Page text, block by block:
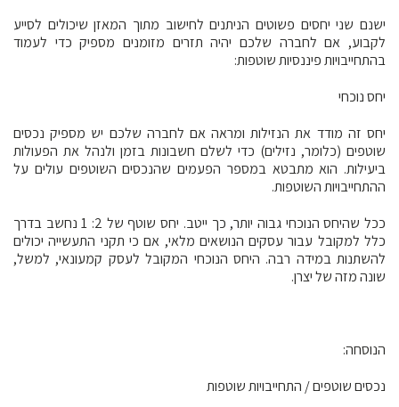
ישנם שני יחסים פשוטים הניתנים לחישוב מתוך המאזן שיכולים לסייע
לקבוע, אם לחברה שלכם יהיה תזרים מזומנים מספיק כדי לעמוד
בהתחייבויות פיננסיות שוטפות:
יחס נוכחי
יחס זה מודד את הנזילות ומראה אם לחברה שלכם יש מספיק נכסים
שוטפים (כלומר, נזילים) כדי לשלם חשבונות בזמן ולנהל את הפעולות
ביעילות. הוא מתבטא במספר הפעמים שהנכסים השוטפים עולים על
ההתחייבויות השוטפות.
ככל שהיחס הנוכחי גבוה יותר, כך ייטב. יחס שוטף של 2: 1 נחשב בדרך
כלל למקובל עבור עסקים הנושאים מלאי, אם כי תקני התעשייה יכולים
להשתנות במידה רבה. היחס הנוכחי המקובל לעסק קמעונאי, למשל,
שונה מזה של יצרן.
הנוסחה:
נכסים שוטפים / התחייבויות שוטפות